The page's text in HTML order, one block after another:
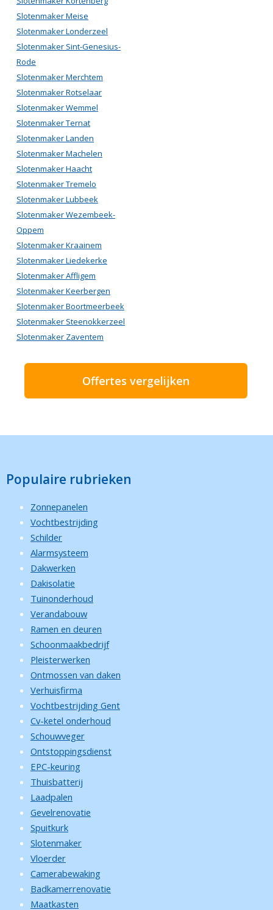
Slotenmaker Meise
Slotenmaker Londerzeel
Slotenmaker Sint-Genesius-
Rode
Slotenmaker Merchtem
Slotenmaker Rotselaar
Slotenmaker Wemmel
Slotenmaker Ternat
Slotenmaker Landen
Slotenmaker Machelen
Slotenmaker Haacht
Slotenmaker Tremelo
Slotenmaker Lubbeek
Slotenmaker Wezembeek-
Oppem
Slotenmaker Kraainem
Slotenmaker Liedekerke
Slotenmaker Affligem
Slotenmaker Keerbergen
Slotenmaker Boortmeerbeek
Slotenmaker Steenokkerzeel
Slotenmaker Zaventem
Offertes vergelijken
Populaire rubrieken
Zonnepanelen
Vochtbestrijding
Schilder
Alarmsysteem
Dakwerken
Dakisolatie
Tuinonderhoud
Verandabouw
Ramen en deuren
Schoonmaakbedrijf
Pleisterwerken
Ontmossen van daken
Verhuisfirma
Vochtbestrijding Gent
Cv-ketel onderhoud
Schouwveger
Ontstoppingsdienst
EPC-keuring
Thuisbatterij
Laadpalen
Gevelrenovatie
Spuitkurk
Slotenmaker
Vloerder
Camerabewaking
Badkamerrenovatie
Maatkasten